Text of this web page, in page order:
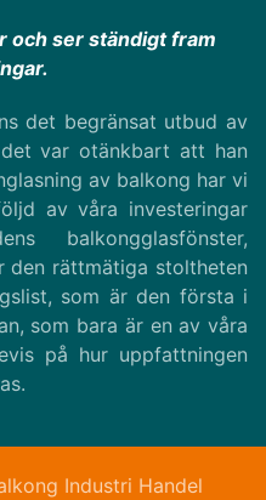
och ser ständigt fram
det begränsat utbud av
var otänkbart att han
av balkong har vi
av våra investeringar
balkongglasfönster,
den rättmätiga stoltheten
som är den första i
som bara är en av våra
på hur uppfattningen
Industri Handel